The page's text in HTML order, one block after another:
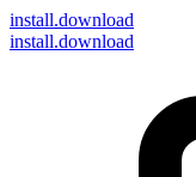
install.download
install.download